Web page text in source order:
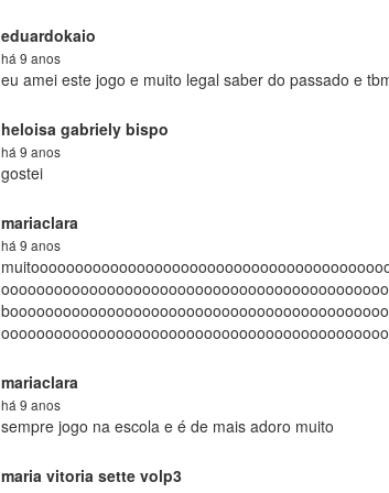
eduardokaio
há 9 anos
heloisa gabriely bispo
há 9 anos
gostei
mariaclara
há 9 anos
mariaclara
há 9 anos
sempre jogo na escola e é de mais adoro muito
maria vitoria sette volp3